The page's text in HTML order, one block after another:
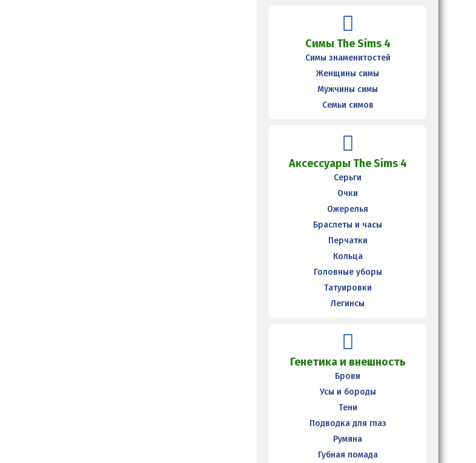
Симы The Sims 4
Симы знаменитостей
Женщины симы
Мужчины симы
Семьи симов
Аксессуары The Sims 4
Серьги
Очки
Ожерелья
Браслеты и часы
Перчатки
Кольца
Головные уборы
Татуировки
Легинсы
Генетика и внешность
Брови
Усы и бороды
Тени
Подводка для глаз
Румяна
Губная помада